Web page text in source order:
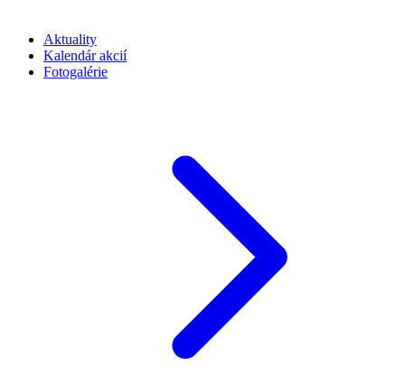
Aktuality
Kalendár akcií
Fotogalérie